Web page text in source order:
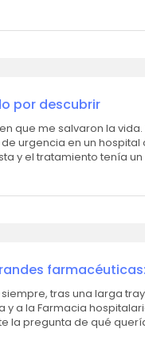
por descubrir
la vida. Con 16 años, desarrollé una
urgencia en un
y el tratamiento tenía
a la Farmacia
la pregunta de qué